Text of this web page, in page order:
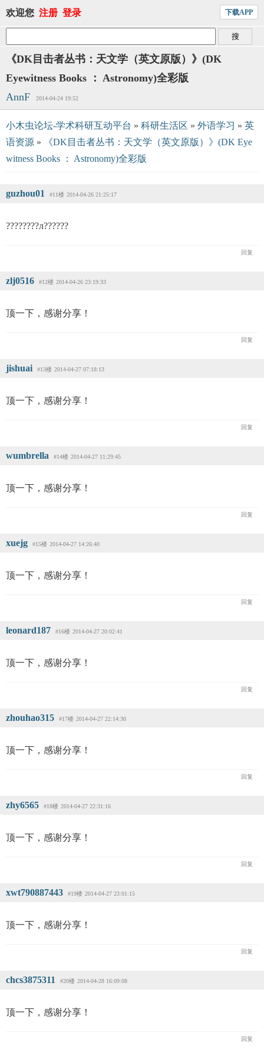
欢迎您 注册 登录 下载APP
《DK目击者丛书：天文学（英文原版）》(DK
Eyewitness Books ： Astronomy)全彩版
AnnF
2014-04-24 19:52
小木虫论坛-学术科研互动平台 » 科研生活区 » 外语学习 » 英
语资源 »
《DK目击者丛书：天文学（英文原版）》(DK Eye
witness Books ： Astronomy)全彩版
guzhou01 #11楼 2014-04-26 21:25:17
????????л??????
回复
zlj0516 #12楼 2014-04-26 23:19:33
顶一下，感谢分享！
回复
jishuai #13楼 2014-04-27 07:18:13
顶一下，感谢分享！
回复
wumbrella #14楼 2014-04-27 11:29:45
顶一下，感谢分享！
回复
xuejg #15楼 2014-04-27 14:26:40
顶一下，感谢分享！
回复
leonard187 #16楼 2014-04-27 20:02:41
顶一下，感谢分享！
回复
zhouhao315 #17楼 2014-04-27 22:14:30
顶一下，感谢分享！
回复
zhy6565 #18楼 2014-04-27 22:31:16
顶一下，感谢分享！
回复
xwt790887443 #19楼 2014-04-27 23:01:15
顶一下，感谢分享！
回复
chcs3875311 #20楼 2014-04-28 16:09:08
顶一下，感谢分享！
回复